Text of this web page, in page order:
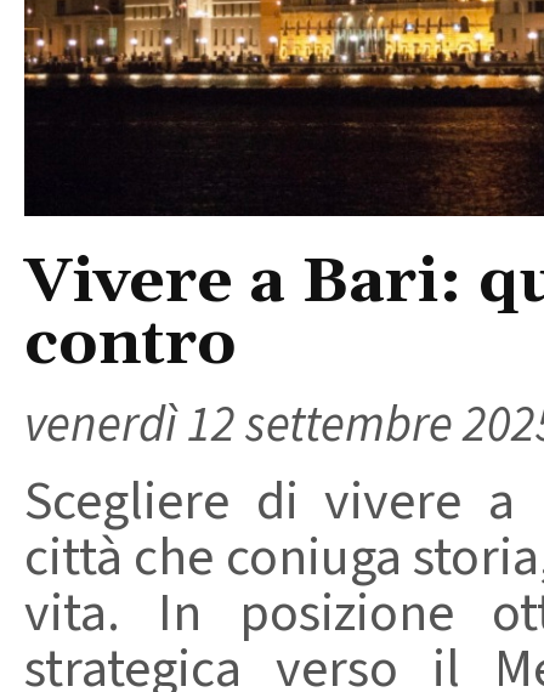
Vivere a Bari:
contro
venerdì 12 settembre
Scegliere di vivere
città che coniuga
vita. In posizione
strategica verso il